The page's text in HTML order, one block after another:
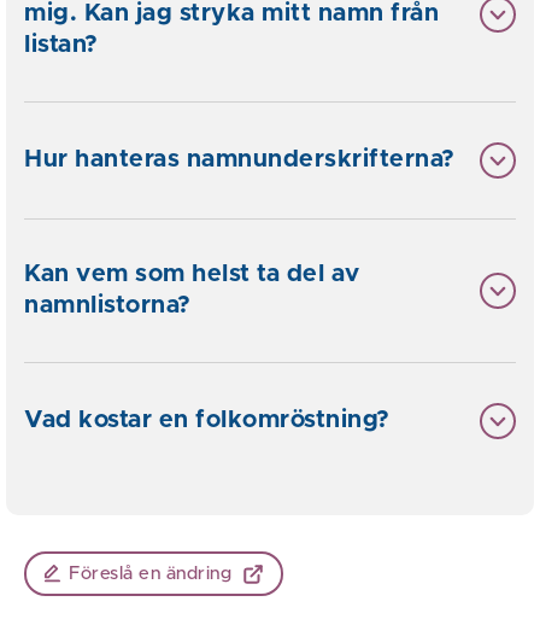
mig. Kan jag stryka mitt namn från
listan?
Hur hanteras namnunderskrifterna?
Kan vem som helst ta del av
namnlistorna?
Vad kostar en folkomröstning?
Föreslå en ändring